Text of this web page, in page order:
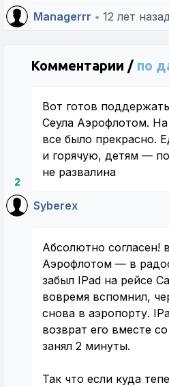
Managerrr • 12 лет
Комментарии / по
2
Вот готов
Сеула Аэрофлотом. На
все было прекрасно.
и горячую, детям —
не развалина
Syberex
Абсолютно согласен!
Аэрофлотом — в
забыл IPad на рейсе
вовремя вспомнил,
снова в аэропорту.
возврат его вместе
занял 2 минуты.
Так что если куда